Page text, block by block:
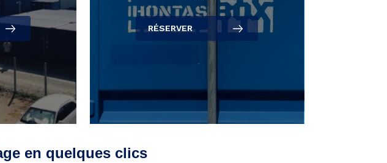
RÉSERVER
en quelques clics